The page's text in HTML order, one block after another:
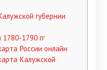
губернии
1790 гг
России онлайн
Калужской